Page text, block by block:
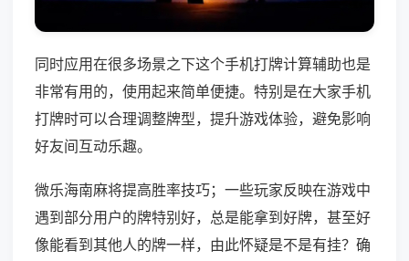
同时应用在很多场景之下这个手机打牌计算辅助也是
非常有用的，使用起来简单便捷。特别是在大家手机
打牌时可以合理调整牌型，提升游戏体验，避免影响
好友间互动乐趣。
微乐海南麻将提高胜率技巧；一些玩家反映在游戏中
遇到部分用户的牌特别好，总是能拿到好牌，甚至好
像能看到其他人的牌一样，由此怀疑是不是有挂？确